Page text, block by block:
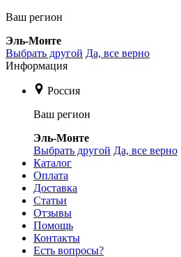
Ваш регион
Эль-Монте
Выбрать другой Да, все верно
Информация
Россия
Ваш регион
Эль-Монте
Выбрать другой Да, все верно
Каталог
Оплата
Доставка
Статьи
Отзывы
Помощь
Контакты
Есть вопросы?